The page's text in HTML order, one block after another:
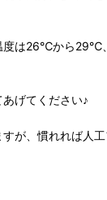
度は26℃から29℃
げてください♪
が、慣れれば人